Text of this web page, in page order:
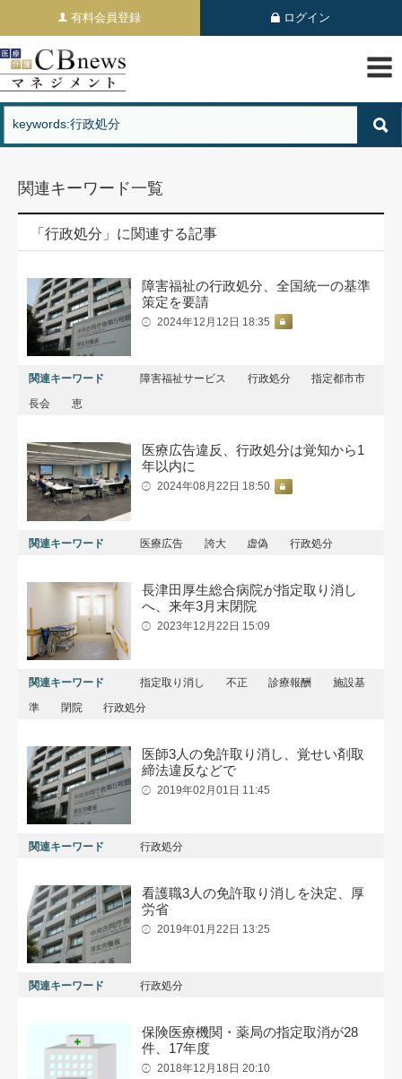
有料会員登録 ログイン
関連キーワード一覧
「行政処分」に関連する記事
障害福祉の行政処分、全国統一の基準
策定を要請
2024年12月12日 18:35
関連キーワード 障害福祉サービス 行政処分
指定都市市
長会
恵
医療広告違反、行政処分は覚知から1
年以内に
2024年08月22日 18:50
関連キーワード 医療広告 誇大 虚偽 行政処分
長津田厚生総合病院が指定取り消し
へ、来年3月末閉院
2023年12月22日 15:09
関連キーワード 指定取り消し 不正 診療報酬
施設基
準
閉院 行政処分
医師3人の免許取り消し、覚せい剤取
締法違反などで
2019年02月01日 11:45
関連キーワード 行政処分
看護職3人の免許取り消しを決定、厚
労省
2019年01月22日 13:25
関連キーワード 行政処分
保険医療機関・薬局の指定取消が28
件、17年度
2018年12月18日 20:10